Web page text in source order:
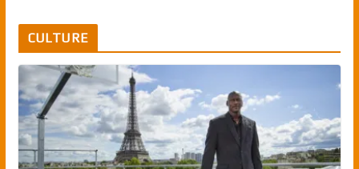
CULTURE